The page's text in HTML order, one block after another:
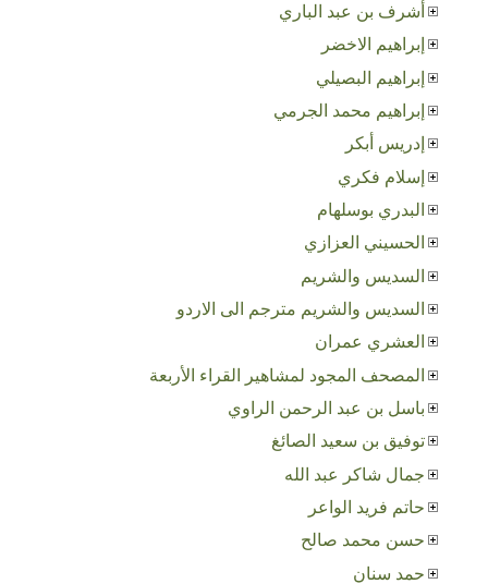
أشرف بن عبد الباري
إبراهيم الاخضر
إبراهيم البصيلي
إبراهيم محمد الجرمي
إدريس أبكر
إسلام فكري
البدري بوسلهام
الحسيني العزازي
السديس والشريم
السديس والشريم مترجم الى الاردو
العشري عمران
المصحف المجود لمشاهير القراء الأربعة
باسل بن عبد الرحمن الراوي
توفيق بن سعيد الصائغ
جمال شاكر عبد الله
حاتم فريد الواعر
حسن محمد صالح
حمد سنان